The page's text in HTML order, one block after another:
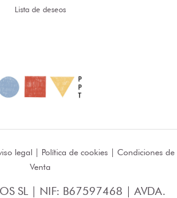
Lista de deseos
legal| Política de cookies | Condiciones de
Venta
SL | NIF: B67597468 | AVDA.